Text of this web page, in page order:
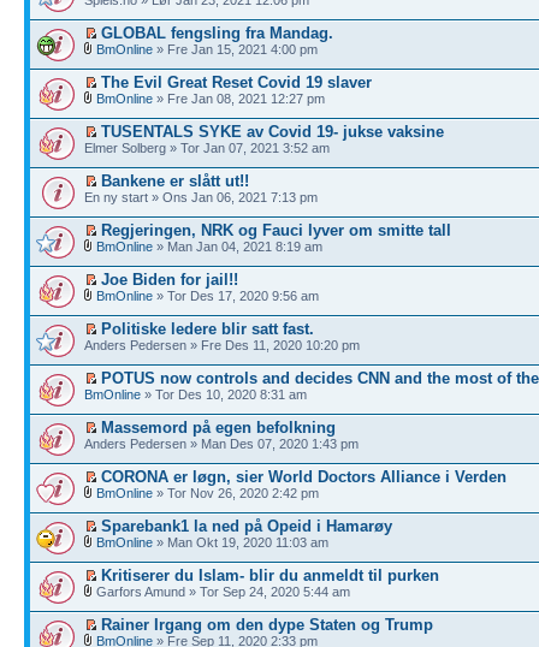
GLOBAL fengsling fra Mandag.
BmOnline » Fre Jan 15, 2021 4:00 pm
The Evil Great Reset Covid 19 slaver
BmOnline » Fre Jan 08, 2021 12:27 pm
TUSENTALS SYKE av Covid 19- jukse vaksine
Elmer Solberg » Tor Jan 07, 2021 3:52 am
Bankene er slått ut!!
En ny start » Ons Jan 06, 2021 7:13 pm
Regjeringen, NRK og Fauci lyver om smitte tall
BmOnline » Man Jan 04, 2021 8:19 am
Joe Biden for jail!!
BmOnline » Tor Des 17, 2020 9:56 am
Politiske ledere blir satt fast.
Anders Pedersen » Fre Des 11, 2020 10:20 pm
POTUS now controls and decides CNN and the most of
BmOnline » Tor Des 10, 2020 8:31 am
Massemord på egen befolkning
Anders Pedersen » Man Des 07, 2020 1:43 pm
CORONA er løgn, sier World Doctors Alliance i Verden
BmOnline » Tor Nov 26, 2020 2:42 pm
Sparebank1 la ned på Opeid i Hamarøy
BmOnline » Man Okt 19, 2020 11:03 am
Kritiserer du Islam- blir du anmeldt til purken
Garfors Amund » Tor Sep 24, 2020 5:44 am
Rainer Irgang om den dype Staten og Trump
BmOnline » Fre Sep 11, 2020 2:33 pm